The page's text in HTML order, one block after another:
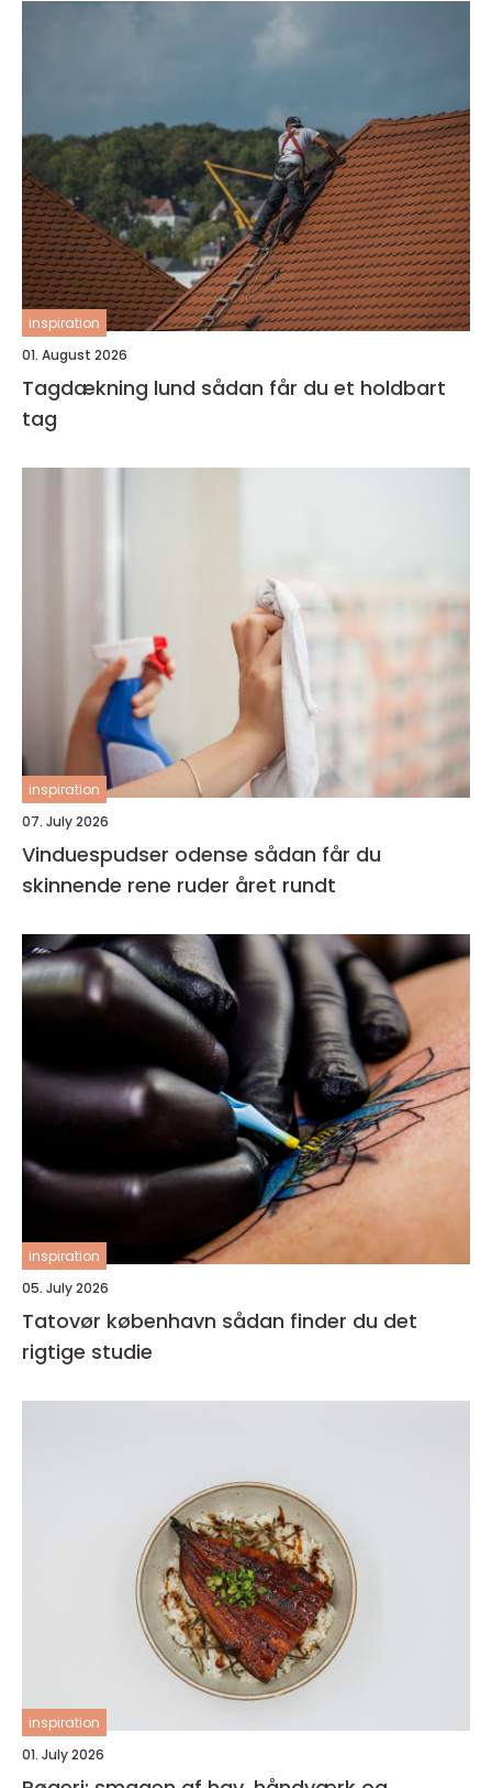
inspiration
01. August 2026
Tagdækning lund sådan får du et holdbart
tag
inspiration
07. July 2026
Vinduespudser odense sådan får du
skinnende rene ruder året rundt
inspiration
05. July 2026
Tatovør københavn sådan finder du det
rigtige studie
inspiration
01. July 2026